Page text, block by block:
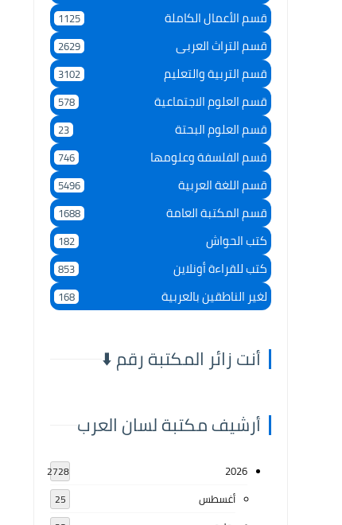
قسم الأعمال الكاملة 1125
قسم التراث العربى 2629
قسم التربية والتعليم 3102
قسم العلوم الاجتماعية 578
قسم العلوم البحتة 23
قسم الفلسفة وعلومها 746
قسم اللغة العربية 5496
قسم المكتبة العامة 1688
كتب الحواش 182
كتب للقراءة أونلاين 853
لغير الناطقين بالعربية 168
أنت زائر المكتبة رقم ⬇️
أرشيف مكتبة لسان العرب
2026
2728
أغسطس 25